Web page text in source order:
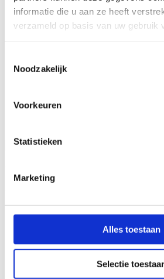
informatie die u aan ze heeft
verzameld op basis van uw gebruik
Noodzakelijk
Voorkeuren
Statistieken
Marketing
Alles toestaan
Selectie
Bekijk alle 18 afbeeldingen
MEER
PROJECTEN
Retail Maatschappelijk vastgoed
VERBOUWING RAADHUIS